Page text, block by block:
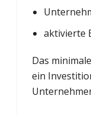
aktivierte
Das
ein